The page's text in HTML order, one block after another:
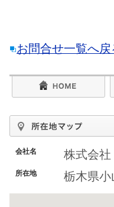
お問合せ一覧へ戻
会社名 株式会
所在地 栃木県小